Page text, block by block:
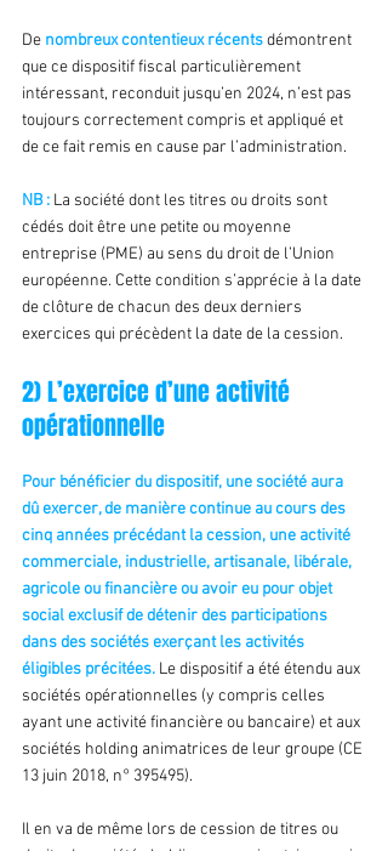
De nombreux contentieux récents démontrent
que ce dispositif fiscal particulièrement
intéressant, reconduit jusqu’en 2024, n’est pas
toujours correctement compris et appliqué et
de ce fait remis en cause par l’administration.
NB : La société dont les titres ou droits sont
cédés doit être une petite ou moyenne
entreprise (PME) au sens du droit de l’Union
européenne. Cette condition s’apprécie à la date
de clôture de chacun des deux derniers
exercices qui précèdent la date de la cession.
2) L’exercice d’une activité
opérationnelle
Pour bénéficier du dispositif, une société aura
dû exercer, de manière continue au cours des
cinq années précédant la cession, une activité
commerciale, industrielle, artisanale, libérale,
agricole ou financière ou avoir eu pour objet
social exclusif de détenir des participations
dans des sociétés exerçant les activités
éligibles précitées. Le dispositif a été étendu aux
sociétés opérationnelles (y compris celles
ayant une activité financière ou bancaire) et aux
sociétés holding animatrices de leur groupe (CE
13 juin 2018, n° 395495).
Il en va de même lors de cession de titres ou